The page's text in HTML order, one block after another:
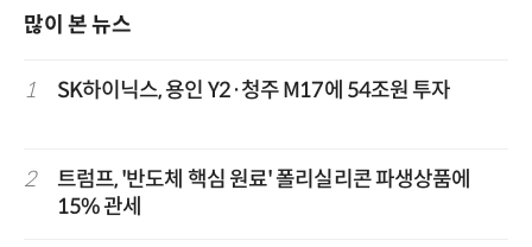
많이 본 뉴스
1 SK하이닉스, 용인 Y2·청주 M17에 54조원 투자
2
트럼프, '반도체 핵심 원료' 폴리실리콘 파생상품에
15% 관세